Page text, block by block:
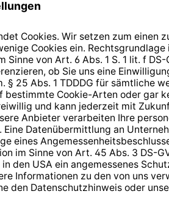
DATEN &
sicher
Fernseher eine